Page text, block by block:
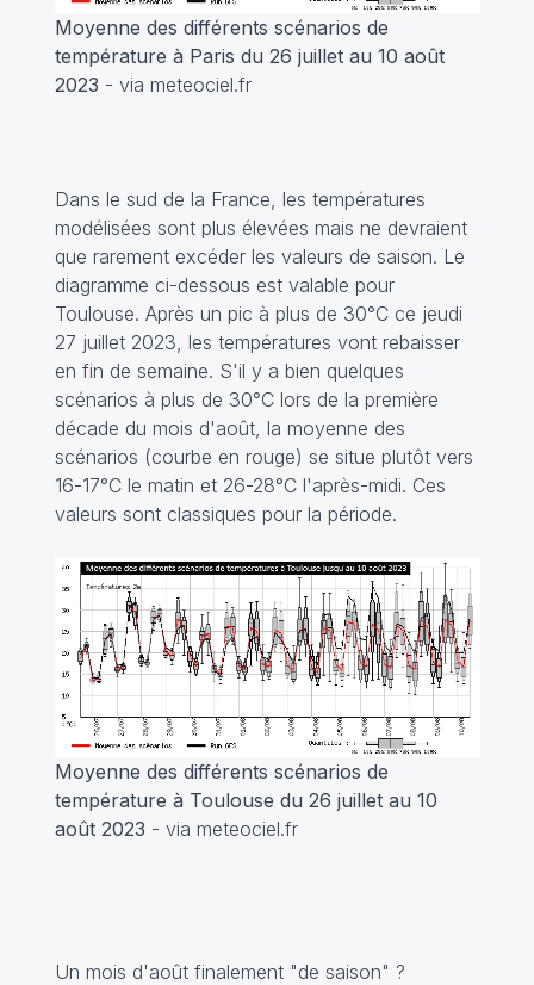
Moyenne des différents scénarios de
température à Paris du 26 juillet au 10 août
2023 - via meteociel.fr
Dans le sud de la France, les températures
modélisées sont plus élevées mais ne devraient
que rarement excéder les valeurs de saison. Le
diagramme ci-dessous est valable pour
Toulouse. Après un pic à plus de 30°C ce jeudi
27 juillet 2023, les températures vont rebaisser
en fin de semaine. S'il y a bien quelques
scénarios à plus de 30°C lors de la première
décade du mois d'août, la moyenne des
scénarios (courbe en rouge) se situe plutôt vers
16-17°C le matin et 26-28°C l'après-midi. Ces
valeurs sont classiques pour la période.
Moyenne des différents scénarios de
température à Toulouse du 26 juillet au 10
août 2023 - via meteociel.fr
Un mois d'août finalement "de saison" ?